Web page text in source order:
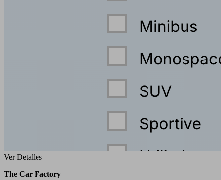
Ver Detalles
The Car Factory